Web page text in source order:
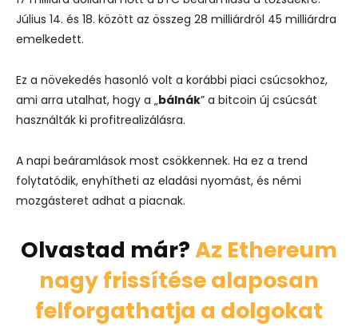
Július 14. és 18. között az összeg 28 milliárdról 45 milliárdra
emelkedett.
Ez a növekedés hasonló volt a korábbi piaci csúcsokhoz,
ami arra utalhat, hogy a „bálnák” a bitcoin új csúcsát
használták ki profitrealizálásra.
A napi beáramlások most csökkennek. Ha ez a trend
folytatódik, enyhítheti az eladási nyomást, és némi
mozgásteret adhat a piacnak.
Olvastad már?Az Ethereum
nagy frissítése alaposan
felforgathatja a dolgokat